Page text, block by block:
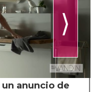
⟩
anuncio de